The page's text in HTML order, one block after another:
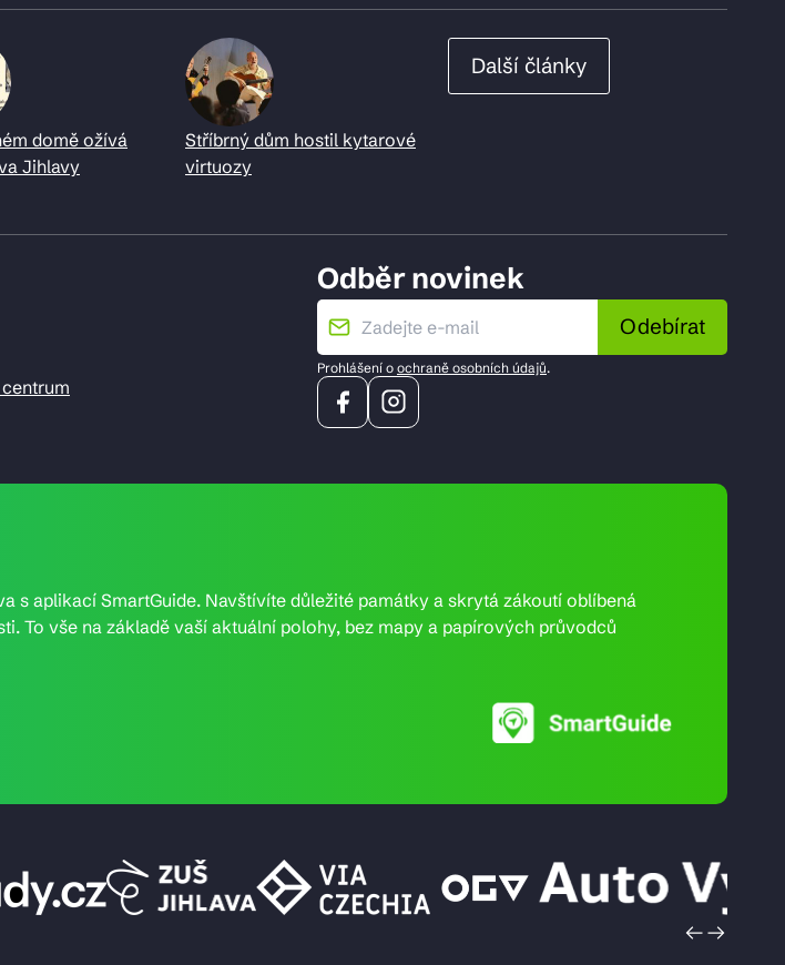
domě ožívá
Jihlavy
Stříbrný dům hostil kytarové
virtuozy
Další články
Odběr novinek
Odebírat
Prohlášení o ochraně osobních údajů.
s aplikací SmartGuide. Navštívíte důležité památky a skrytá zákoutí oblíbená
To vše na základě vaší aktuální polohy, bez mapy a papírových průvodců